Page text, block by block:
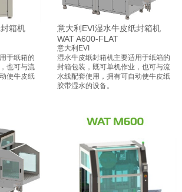
箱机
于纸箱的
也可与流
使牛皮纸
意大利EVI湿水牛皮纸封箱机
WAT A600-FLAT
意大利EVI
湿水牛皮纸封箱机主要适用于纸箱的
封箱包装，既可单机作业，也可与流
水线配套使用，拥有可自动使牛皮纸
胶带湿水的设备。